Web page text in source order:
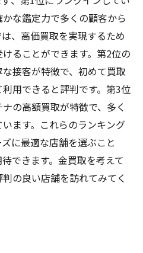
な鑑定力で多くの顧客から
、高価買取を実現するため
ることができます。第2位の
接客が特徴で、初めて買取
用できると評判です。第3位
の高額買取が特徴で、多く
ます。これらのランキング
に最適な店舗を選ぶこと
できます。金買取を考えて
の良い店舗を訪れてみてく